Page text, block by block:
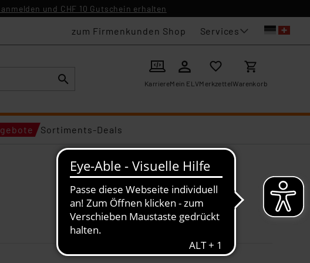
und CHF 10 Gutschein erhalten
zum Firmenkunden Shop Services
KarriereMein ELVMerkzettelWarenkorb
Sortiments-Deals